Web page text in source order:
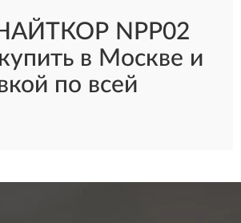
NPP02
в Москве и
по всей